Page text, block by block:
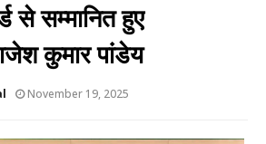
से सम्मानित हुए
कुमार पांडेय
November 19, 2025